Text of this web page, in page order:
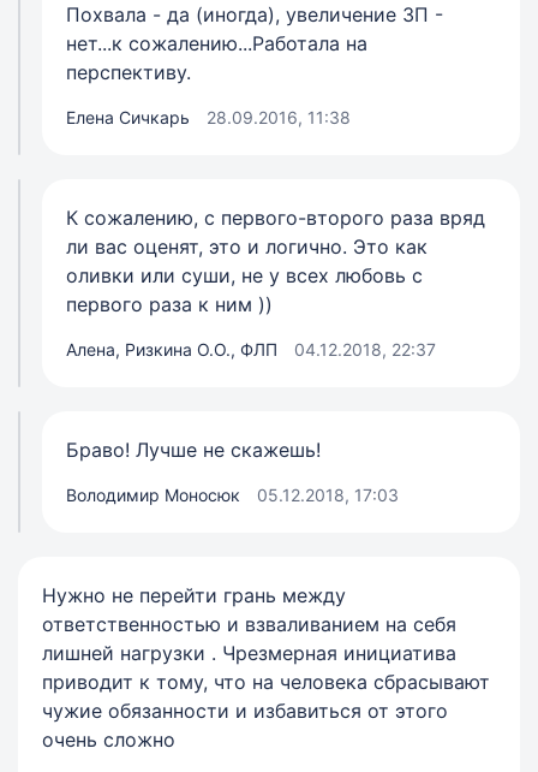
Похвала - да (иногда), увеличение ЗП -
нет...к сожалению...Работала на
перспективу.
Елена Сичкарь 28.09.2016, 11:38
К сожалению, с первого-второго раза вряд
ли вас оценят, это и логично. Это как
оливки или суши, не у всех любовь с
первого раза к ним ))
Алена, Ризкина О.О., ФЛП 04.12.2018, 22:37
Браво! Лучше не скажешь!
Володимир Моносюк 05.12.2018, 17:03
Нужно не перейти грань между
ответственностью и взваливанием на себя
лишней нагрузки . Чрезмерная инициатива
приводит к тому, что на человека сбрасывают
чужие обязанности и избавиться от этого
очень сложно